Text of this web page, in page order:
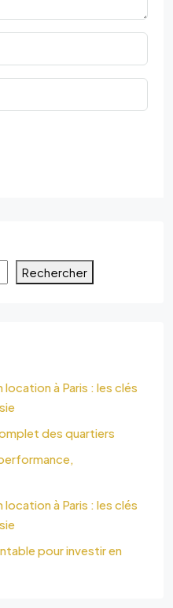
Rechercher
à Paris : les clés
des quartiers
à Paris : les clés
pour investir en